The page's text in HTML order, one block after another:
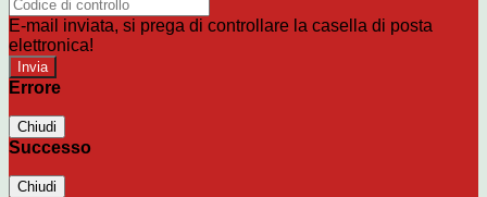
E-mail inviata, si prega di controllare la casella di posta
elettronica!
Errore
Chiudi
Successo
Chiudi